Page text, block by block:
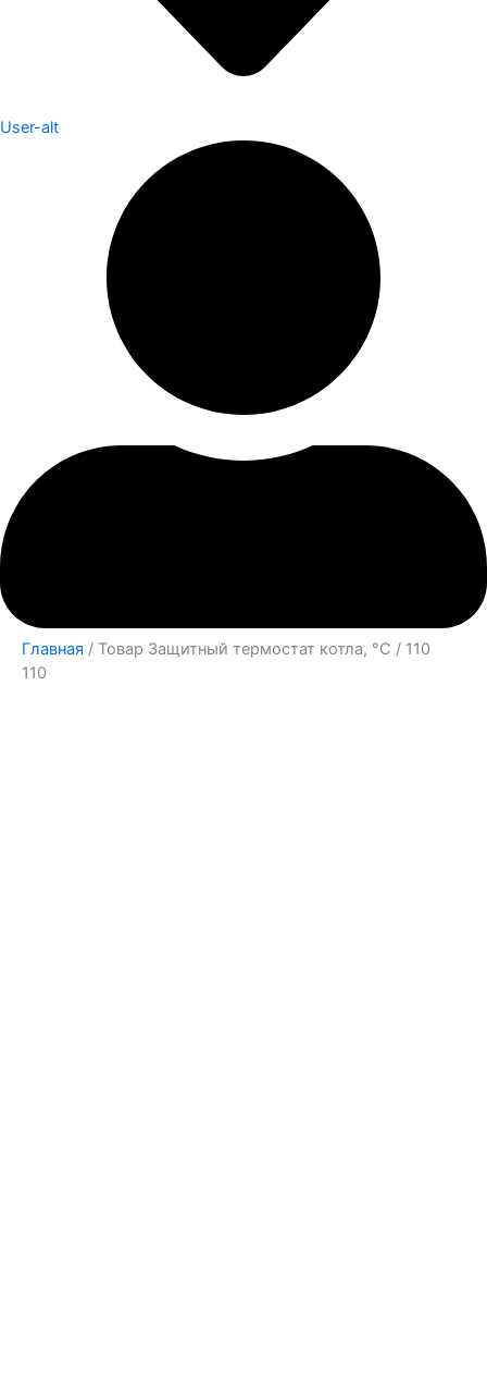
User-alt
Главная / Товар Защитный термостат котла, °С / 110
110